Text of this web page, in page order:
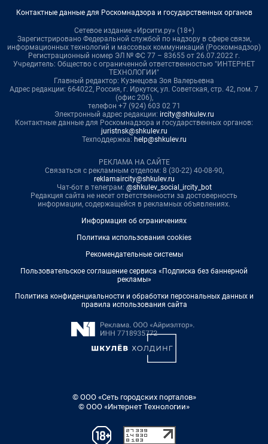
Контактные данные для Роскомнадзора и государственных органов
Сетевое издание «Ирсити.ру» (18+)
Зарегистрировано Федеральной службой по надзору в сфере связи,
информационных технологий и массовых коммуникаций (Роскомнадзор)
Регистрационный номер ЭЛ № ФС 77 – 83655 от 26.07.2022 г.
Учредитель: Общество с ограниченной ответственностью "ИНТЕРНЕТ
ТЕХНОЛОГИИ"
Главный редактор: Кузнецова Зоя Валерьевна
Адрес редакции: 664022, Россия, г. Иркутск, ул. Советская, стр. 42, пом. 7
(офис 206),
телефон +7 (924) 603 02 71
Электронный адрес редакции: ircity@shkulev.ru
Контактные данные для Роскомнадзора и государственных органов:
juristnsk@shkulev.ru
Техподдержка: help@shkulev.ru
РЕКЛАМА НА САЙТЕ
Связаться с рекламным отделом: 8 (30-22) 40-08-90,
reklamaircity@shkulev.ru
Чат-бот в телеграм: @shkulev_social_ircity_bot
Редакция сайта не несет ответственности за достоверность
информации, содержащейся в рекламных объявлениях.
Информация об ограничениях
Политика использования cookies
Рекомендательные системы
Пользовательское соглашение сервиса «Подписка без баннерной
рекламы»
Политика конфиденциальности и обработки персональных данных и
правила использования сайта
© ООО «Сеть городских порталов»
© ООО «Интернет Технологии»